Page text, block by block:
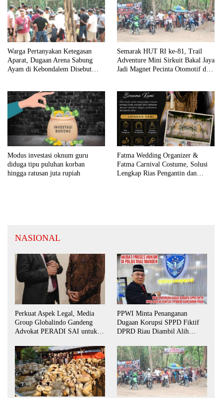
Warga Pertanyakan Ketegasan
Aparat, Dugaan Arena Sabung
Ayam di Kebondalem Disebut
Semarak HUT RI ke-81, Trail
Adventure Mini Sirkuit Bakal Jaya
Jadi Magnet Pecinta Otomotif di
Modus investasi oknum guru
diduga tipu puluhan korban
hingga ratusan juta rupiah
Fatma Wedding Organizer &
Fatma Carnival Costume, Solusi
Lengkap Rias Pengantin dan
NASIONAL
Perkuat Aspek Legal, Media
Group Globalindo Gandeng
Advokat PERADI SAI untuk
PPWI Minta Penanganan
Dugaan Korupsi SPPD Fiktif
DPRD Riau Diambil Alih